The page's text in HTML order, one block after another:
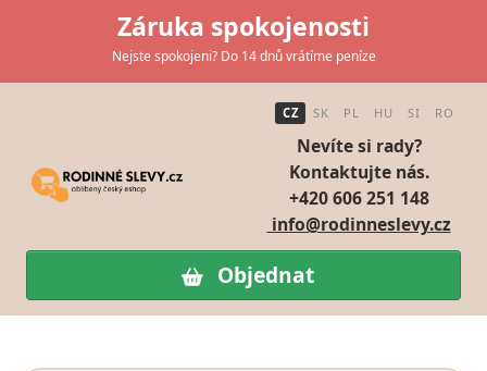
Záruka spokojenosti
Nejste spokojeni? Do 14 dnů vrátíme peníze
CZ SK PL HU SI RO
Nevíte si rady?
Kontaktujte nás.
+420 606 251 148
info@rodinneslevy.cz
Objednat